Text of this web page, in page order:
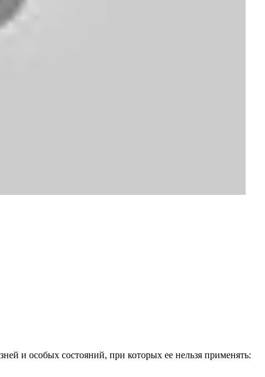
и особых состояний, при которых ее нельзя применять: